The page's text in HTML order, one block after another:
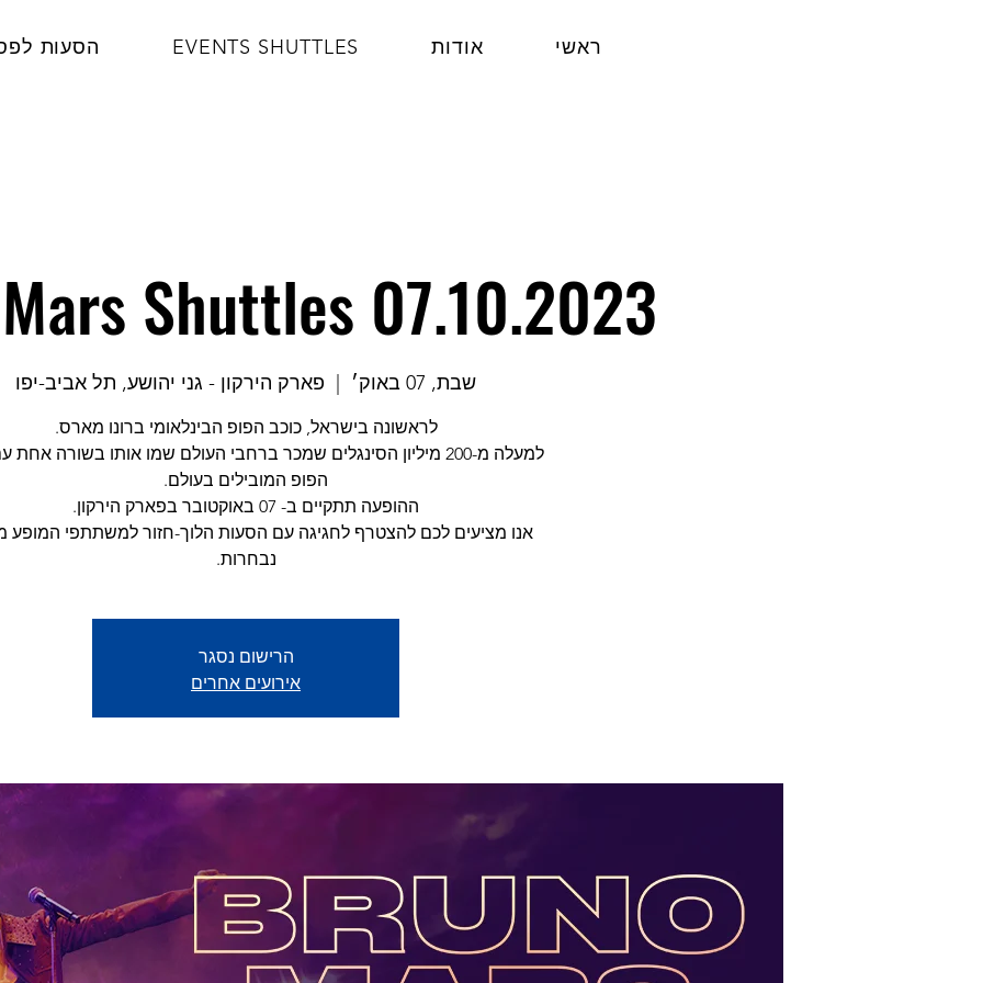
הסעות EVENTS SHUTTLES אודות ראשי
Shuttles 07.10.2023
שבת, 07 באוק׳ פארק הירקון - גני יהושע, תל אביב-יפו
למעלה מ-200 מיליון הסינגלים שמכר ברחבי העולם שמו אותו בשורה אחת
אנו מציעים לכם להצטרף לחגיגה עם הסעות הלוך-חזור למשתתפי המופע
נבחרות.
הרישום נסגר
אירועים אחרים